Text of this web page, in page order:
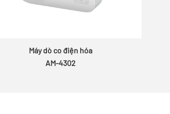
Máy dò co điện hóa
AM-4302